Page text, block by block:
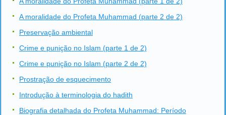
A moralidade do Profeta Muhammad (parte 2 de 2)
Preservação ambiental
Crime e punição no Islam (parte 1 de 2)
Crime e punição no Islam (parte 2 de 2)
Prostração de esquecimento
Introdução à terminologia do hadith
Biografia detalhada do Profeta Muhammad: Período